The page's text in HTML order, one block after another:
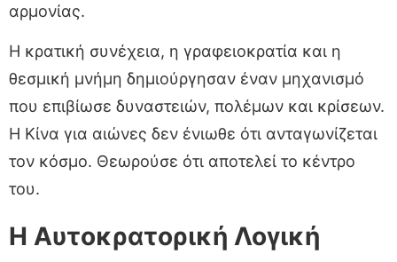
αρμονίας.
Η κρατική συνέχεια, η γραφειοκρατία και η
θεσμική μνήμη δημιούργησαν έναν μηχανισμό
που επιβίωσε δυναστειών, πολέμων και κρίσεων.
Η Κίνα για αιώνες δεν ένιωθε ότι ανταγωνίζεται
τον κόσμο. Θεωρούσε ότι αποτελεί το κέντρο
του.
Η Αυτοκρατορική Λογική